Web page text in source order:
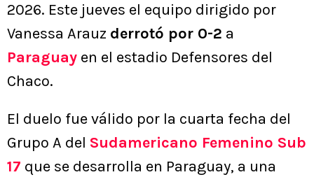
2026. Este jueves el equipo dirigido por
Vanessa Arauz derrotó por 0-2 a
Paraguay en el estadio Defensores del
Chaco.
El duelo fue válido por la cuarta fecha del
Grupo A del Sudamericano Femenino Sub
17 que se desarrolla en Paraguay, a una